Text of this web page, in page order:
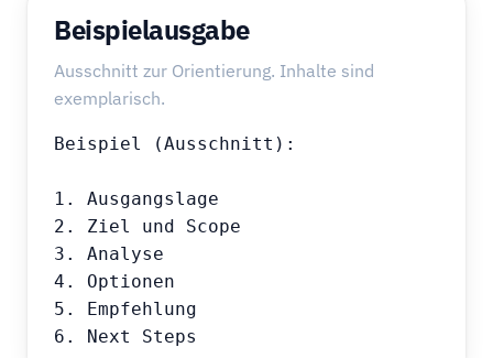
Beispielausgabe
Ausschnitt zur Orientierung. Inhalte sind
exemplarisch.
Beispiel (Ausschnitt):
1. Ausgangslage
2. Ziel und Scope
3. Analyse
4. Optionen
5. Empfehlung
6. Next Steps